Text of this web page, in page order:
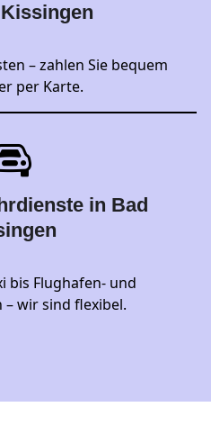
– zahlen Sie bequem
per Karte.
in Bad
bis Flughafen- und
wir sind flexibel.